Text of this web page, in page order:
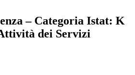
– Categoria Istat: K
dei Servizi